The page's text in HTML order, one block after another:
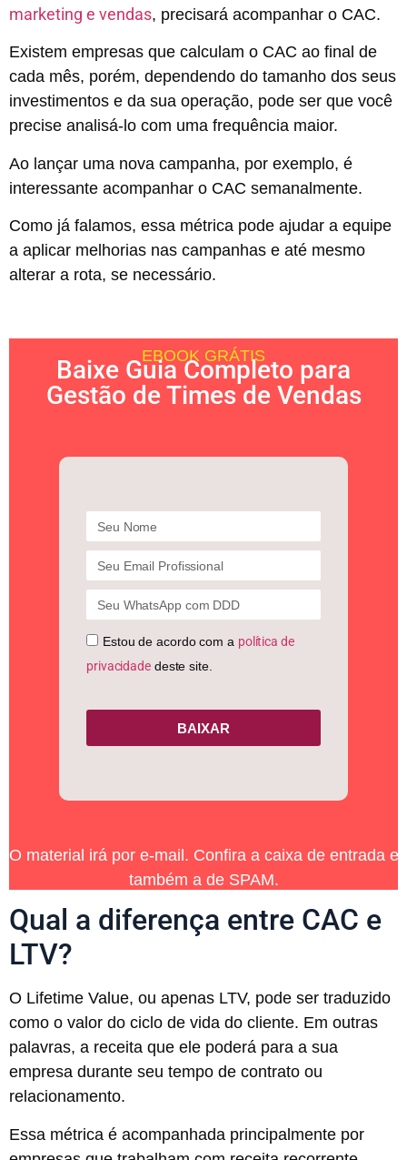
marketing e vendas, precisará acompanhar o CAC.
Existem empresas que calculam o CAC ao final de
cada mês, porém, dependendo do tamanho dos seus
investimentos e da sua operação, pode ser que você
precise analisá-lo com uma frequência maior.
Ao lançar uma nova campanha, por exemplo, é
interessante acompanhar o CAC semanalmente.
Como já falamos, essa métrica pode ajudar a equipe
a aplicar melhorias nas campanhas e até mesmo
alterar a rota, se necessário.
EBOOK GRÁTIS
Baixe Guia Completo para
Gestão de Times de Vendas
Estou de acordo com a política de
privacidadedeste site.
BAIXAR
O material irá por e-mail. Confira a caixa de entrada e
também a de SPAM.
Qual a diferença entre CAC e
LTV?
O Lifetime Value, ou apenas LTV, pode ser traduzido
como o valor do ciclo de vida do cliente. Em outras
palavras, a receita que ele poderá para a sua
empresa durante seu tempo de contrato ou
relacionamento.
Essa métrica é acompanhada principalmente por